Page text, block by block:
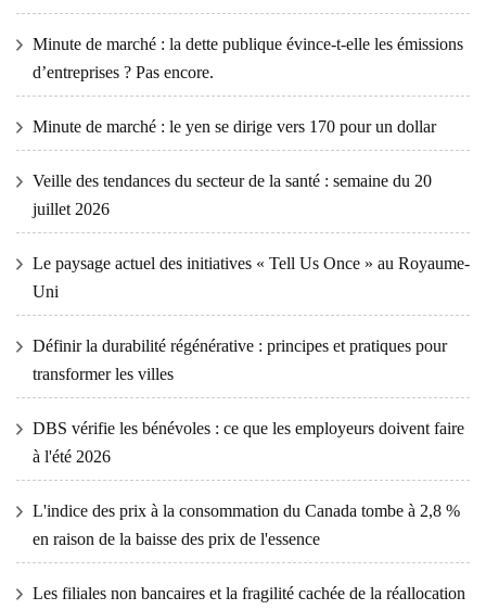
Minute de marché : la dette publique évince-t-elle les émissions
d’entreprises ? Pas encore.
Minute de marché : le yen se dirige vers 170 pour un dollar
Veille des tendances du secteur de la santé : semaine du 20
juillet 2026
Le paysage actuel des initiatives « Tell Us Once » au Royaume-
Uni
Définir la durabilité régénérative : principes et pratiques pour
transformer les villes
DBS vérifie les bénévoles : ce que les employeurs doivent faire
à l'été 2026
L'indice des prix à la consommation du Canada tombe à 2,8 %
en raison de la baisse des prix de l'essence
Les filiales non bancaires et la fragilité cachée de la réallocation